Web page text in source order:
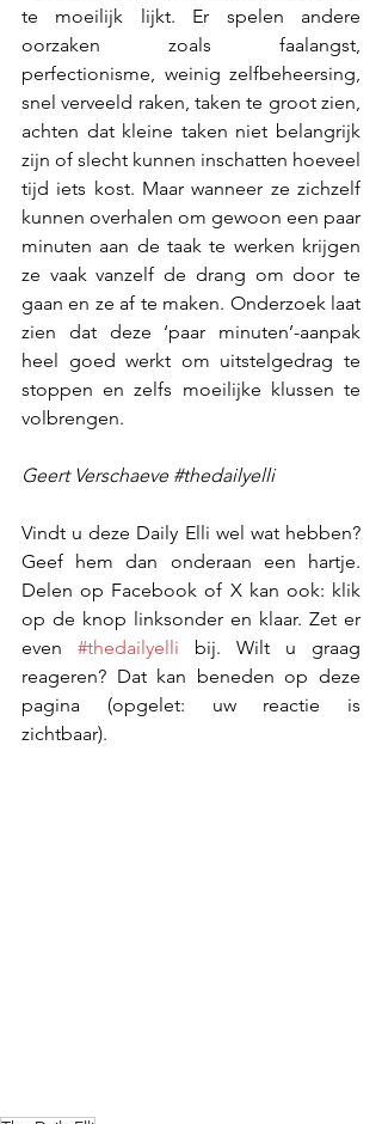
te moeilijk lijkt. Er spelen andere
oorzaken zoals faalangst,
perfectionisme, weinig zelfbeheersing,
snel verveeld raken, taken te groot zien,
achten dat kleine taken niet belangrijk
zijn of slecht kunnen inschatten hoeveel
tijd iets kost. Maar wanneer ze zichzelf
kunnen overhalen om gewoon een paar
minuten aan de taak te werken krijgen
ze vaak vanzelf de drang om door te
gaan en ze af te maken. Onderzoek laat
zien dat deze ‘paar minuten’-aanpak
heel goed werkt om uitstelgedrag te
stoppen en zelfs moeilijke klussen te
volbrengen.
Geert Verschaeve #thedailyelli
Vindt u deze Daily Elli wel wat hebben?
Geef hem dan onderaan een hartje.
Delen op Facebook of X kan ook: klik
op de knop linksonder en klaar. Zet er
even #thedailyelli bij. Wilt u graag
reageren? Dat kan beneden op deze
pagina (opgelet: uw reactie is
zichtbaar).